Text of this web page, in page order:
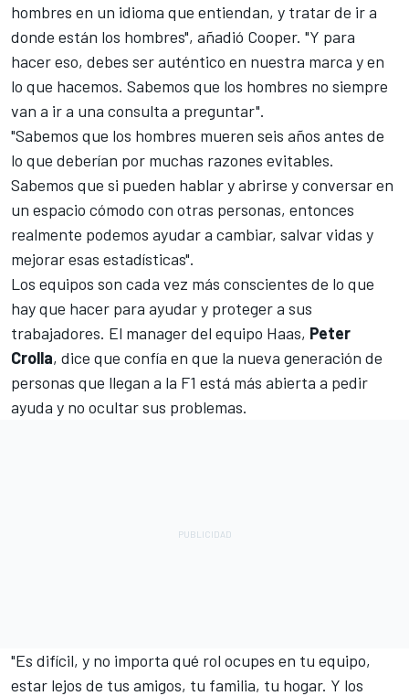
hombres en un idioma que entiendan, y tratar de ir a
donde están los hombres", añadió Cooper. "Y para
hacer eso, debes ser auténtico en nuestra marca y en
lo que hacemos. Sabemos que los hombres no siempre
van a ir a una consulta a preguntar".
"Sabemos que los hombres mueren seis años antes de
lo que deberían por muchas razones evitables.
Sabemos que si pueden hablar y abrirse y conversar en
un espacio cómodo con otras personas, entonces
realmente podemos ayudar a cambiar, salvar vidas y
mejorar esas estadísticas".
Los equipos son cada vez más conscientes de lo que
hay que hacer para ayudar y proteger a sus
trabajadores. El manager del equipo Haas, Peter
Crolla, dice que confía en que la nueva generación de
personas que llegan a la F1 está más abierta a pedir
ayuda y no ocultar sus problemas.
"Es difícil, y no importa qué rol ocupes en tu equipo,
estar lejos de tus amigos, tu familia, tu hogar. Y los